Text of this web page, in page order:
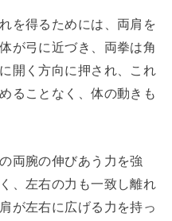
を得るためには、両肩を
が弓に近づき、両拳は角
開く方向に押され、これ
ることなく、体の動きも
両腕の伸びあう力を強
、左右の力も一致し離れ
が左右に広げる力を持っ